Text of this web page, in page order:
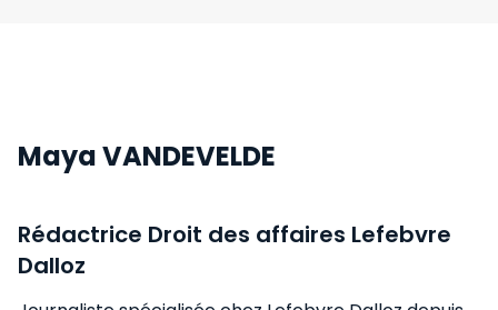
Maya VANDEVELDE
Rédactrice Droit des affaires Lefebvre
Dalloz